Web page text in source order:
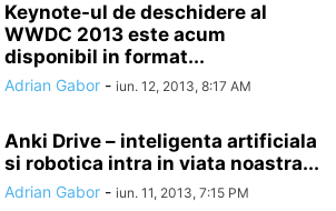
Keynote-ul de deschidere al
WWDC 2013 este acum
disponibil in format...
Adrian Gabor - iun. 12, 2013, 8:17 AM
Anki Drive – inteligenta artificiala
si robotica intra in viata noastra...
Adrian Gabor - iun. 11, 2013, 7:15 PM